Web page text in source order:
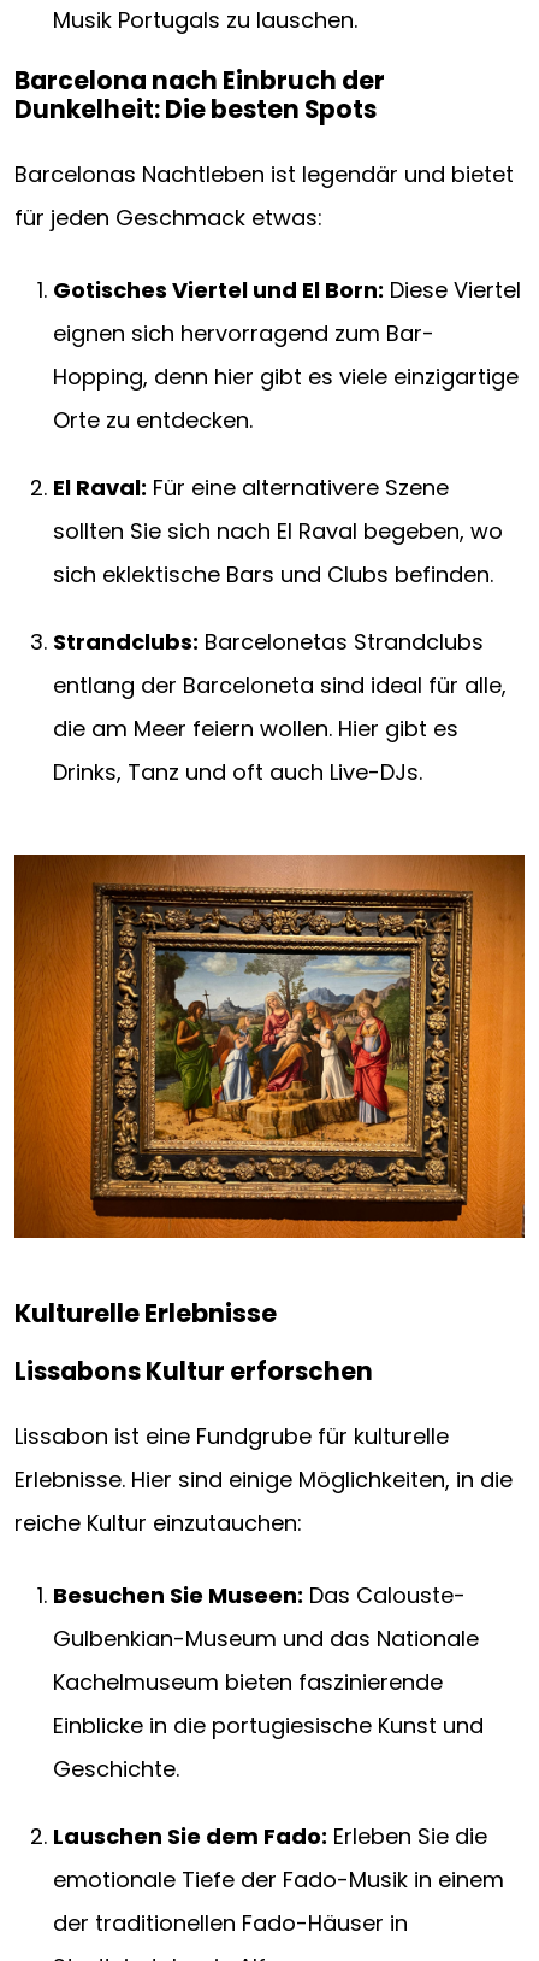
Musik Portugals zu lauschen.
Barcelona nach Einbruch der
Dunkelheit: Die besten Spots
Barcelonas Nachtleben ist legendär und bietet
für jeden Geschmack etwas:
Gotisches Viertel und El Born: Diese Viertel
eignen sich hervorragend zum Bar-
Hopping, denn hier gibt es viele einzigartige
Orte zu entdecken.
El Raval: Für eine alternativere Szene
sollten Sie sich nach El Raval begeben, wo
sich eklektische Bars und Clubs befinden.
Strandclubs: Barcelonetas Strandclubs
entlang der Barceloneta sind ideal für alle,
die am Meer feiern wollen. Hier gibt es
Drinks, Tanz und oft auch Live-DJs.
Kulturelle Erlebnisse
Lissabons Kultur erforschen
Lissabon ist eine Fundgrube für kulturelle
Erlebnisse. Hier sind einige Möglichkeiten, in die
reiche Kultur einzutauchen:
Besuchen Sie Museen: Das Calouste-
Gulbenkian-Museum und das Nationale
Kachelmuseum bieten faszinierende
Einblicke in die portugiesische Kunst und
Geschichte.
Lauschen Sie dem Fado: Erleben Sie die
emotionale Tiefe der Fado-Musik in einem
der traditionellen Fado-Häuser in